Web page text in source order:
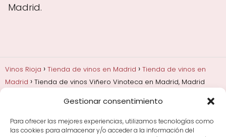
Gestionar consentimiento
Para ofrecer las mejores experiencias, utilizamos tecnologías como
las cookies para almacenar y/o acceder a la información del
Madrid.
Vinos Rioja Tienda de vinos en Madrid
Tienda de vinos en
Madrid
Tienda de vinos Viñero Vinoteca en Madrid, Madrid
Añadas, crianza y guarda
Bodegas y marcas de
Comprar vino
Rioja y guías de regalo
Cultura del vino y